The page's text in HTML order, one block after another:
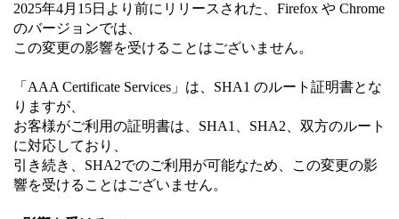
2025年4月15日より前にリリースされた、Firefox や Chrome
のバージョンでは、
この変更の影響を受けることはございません。
「AAA Certificate Services」は、SHA1 のルート証明書とな
りますが、
お客様がご利用の証明書は、SHA1、SHA2、双方のルート
に対応しており、
引き続き、SHA2でのご利用が可能なため、この変更の影
響を受けることはございません。